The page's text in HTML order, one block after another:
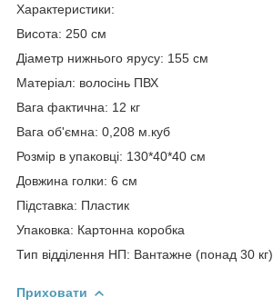
Характеристики:
Висота: 250 см
Діаметр нижнього ярусу: 155 см
Матеріал: волосінь ПВХ
Вага фактична: 12 кг
Вага об'ємна: 0,208 м.куб
Розмір в упаковці: 130*40*40 см
Довжина голки: 6 см
Підставка: Пластик
Упаковка: Картонна коробка
Тип відділення НП: Вантажне (понад 30 кг)
Приховати